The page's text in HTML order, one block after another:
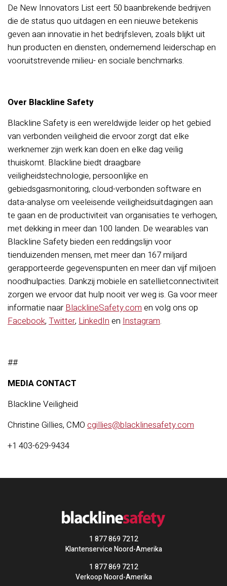
De New Innovators List eert 50 baanbrekende bedrijven
die de status quo uitdagen en een nieuwe betekenis
geven aan innovatie in het bedrijfsleven, zoals blijkt uit
hun producten en diensten, ondernemend leiderschap en
vooruitstrevende milieu- en sociale benchmarks.
Over Blackline Safety
Blackline Safety is een wereldwijde leider op het gebied
van verbonden veiligheid die ervoor zorgt dat elke
werknemer zijn werk kan doen en elke dag veilig
thuiskomt. Blackline biedt draagbare
veiligheidstechnologie, persoonlijke en
gebiedsgasmonitoring, cloud-verbonden software en
data-analyse om veeleisende veiligheidsuitdagingen aan
te gaan en de productiviteit van organisaties te verhogen,
met dekking in meer dan 100 landen. De wearables van
Blackline Safety bieden een reddingslijn voor
tienduizenden mensen, met meer dan 167 miljard
gerapporteerde gegevenspunten en meer dan vijf miljoen
noodhulpacties. Dankzij mobiele en satellietconnectiviteit
zorgen we ervoor dat hulp nooit ver weg is. Ga voor meer
informatie naarBlacklineSafety.comen volg ons op
Facebook, Twitter, LinkedInen Instagram.
##
MEDIA CONTACT
Blackline Veiligheid
Christine Gillies, CMO cgillies@blacklinesafety.com
+1 403-629-9434
1 877 869 7212
Klantenservice Noord-Amerika
1 877 869 7212
Verkoop Noord-Amerika